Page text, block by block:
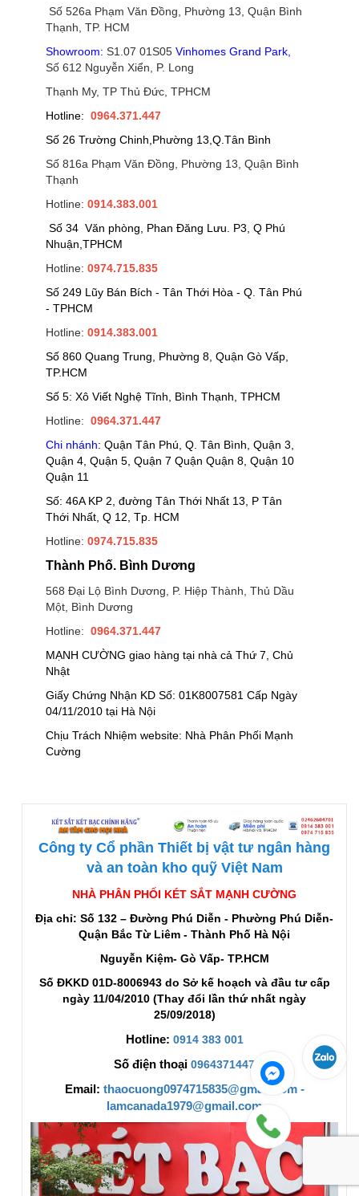
Số 526a Phạm Văn Đồng, Phường 13, Quận Bình
Thạnh, TP. HCM
Showroom: S1.07 01S05 Vinhomes Grand Park
Số 612 Nguyễn Xiển, P. Long
Thạnh My, TP Thủ Đức, TPHCM
Hotline: 0964.371.447
Số 26 Trường Chinh,Phường 13,Q.Tân Bình
Số 816a Phạm Văn Đồng, Phường 13, Quận Bình
Thạnh
Hotline: 0914.383.001
Số 34 Văn phòng, Phan Đăng Lưu. P3, Q Phú
Nhuận,TPHCM
Hotline: 0974.715.835
Số 249 Lũy Bán Bích - Tân Thới Hòa - Q. Tân Phú
- TPHCM
Hotline: 0914.383.001
Số 860 Quang Trung, Phường 8, Quận Gò Vấp,
TP.HCM
Số 5: Xô Viết Nghệ Tĩnh, Bình Thạnh, TPHCM
Hotline: 0964.371.447
Chi nhánh: Quận Tân Phú, Q. Tân Bình, Quận 3,
Quận 4, Quận 5, Quận 7 Quận Quận 8, Quận 10
Quận 11
Số: 46A KP 2, đường Tân Thới Nhất 13, P Tân
Thới Nhất, Q 12, Tp. HCM
Hotline: 0974.715.835
Thành Phố. Bình Dương
568 Đại Lộ Bình Dương, P. Hiệp Thành, Thủ Dầu
Một, Bình Dương
Hotline: 0964.371.447
MẠNH CƯỜNG giao hàng tại nhà cả Thứ 7, Chủ
Nhật
Giấy Chứng Nhận KD Số: 01K8007581 Cấp Ngày
04/11/2010 tại Hà Nội
Chịu Trách Nhiệm website: Nhà Phân Phối Mạnh
Cường
Công ty Cổ phần Thiết bị vật tư ngân hàng
và an toàn kho quỹ Việt Nam
NHÀ PHÂN PHỐI KÉT SẮT MẠNH CƯỜNG
Địa chỉ: Số 132 – Đường Phú Diễn - Phường Phú Diễn-
Quận Bắc Từ Liêm - Thành Phố Hà Nội
Nguyễn Kiệm- Gò Vấp- TP.HCM
Số ĐKKD 01D-8006943 do Sở kế hoạch và đầu tư cấp
ngày 11/04/2010 (Thay đổi lần thứ nhất ngày
25/09/2018)
Hotline: 0914 383 001
Số điện thoại 0964371447
Email: thaocuong0974715835@gmail.com -
lamcanada1979@gmail.com